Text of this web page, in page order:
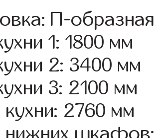
П-образная
1: 1800 мм
2: 3400 мм
3: 2100 мм
2760 мм
нижних